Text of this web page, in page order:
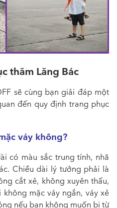
thăm Lăng Bác
sẽ cùng bạn giải đáp một
đến quy định trang phục
váy không?
có màu sắc trung tính, nhã
Chiều dài lý tưởng phải là
cắt xẻ, không xuyên thấu,
mặc váy ngắn, váy xẻ
nếu bạn không muốn bị từ